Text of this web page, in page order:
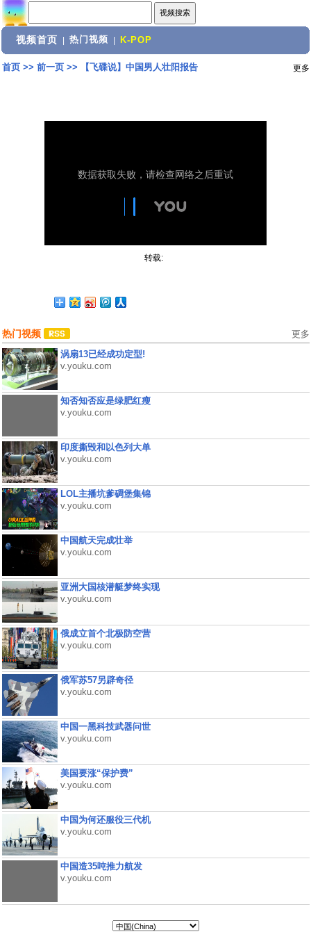
视频首页 热门视频 K-POP
首页>> 前一页>> 【飞碟说】中国男人壮阳报告 更多
转载:
热门视频 更多
涡扇13已经成功定型!
v.youku.com
知否知否应是绿肥红瘦
v.youku.com
印度撕毁和以色列大单
v.youku.com
LOL主播坑爹碉堡集锦
v.youku.com
中国航天完成壮举
v.youku.com
亚洲大国核潜艇梦终实现
v.youku.com
俄成立首个北极防空营
v.youku.com
俄军苏57另辟奇径
v.youku.com
中国一黑科技武器问世
v.youku.com
美国要涨“保护费”
v.youku.com
中国为何还服役三代机
v.youku.com
中国造35吨推力航发
v.youku.com